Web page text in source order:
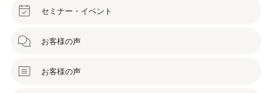
セミナー・イベント
お客様の声
お客様の声